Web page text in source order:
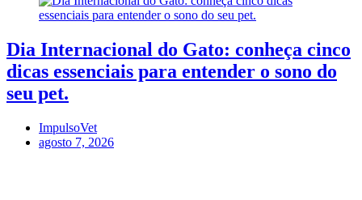
Dia Internacional do Gato: conheça cinco
dicas essenciais para entender o sono do
seu pet.
ImpulsoVet
agosto 7, 2026